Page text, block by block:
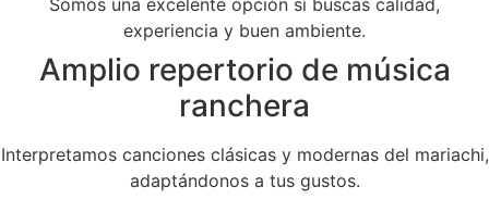
experiencia y buen ambiente.
Amplio repertorio de música
ranchera
Interpretamos canciones clásicas y modernas del mariachi,
adaptándonos a tus gustos.